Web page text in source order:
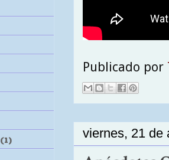
Publicado por
viernes, 21 de
(1)